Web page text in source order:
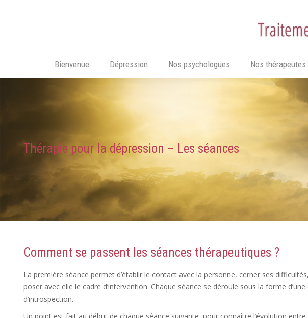
Bienvenue Dépression Nos psychologues Nos thérapeutes
Thérapie pour la dépression – Les séances
Comment se passent les séances thérapeutiques ?
La première séance permet d’établir le contact avec la personne, cerner ses
poser avec elle le cadre d’intervention. Chaque séance se déroule sous la forme
d’introspection.